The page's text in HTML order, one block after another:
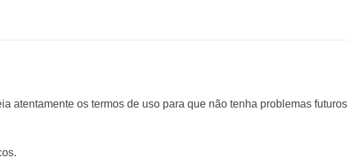
atentamente os termos de uso para que não tenha problemas futuros